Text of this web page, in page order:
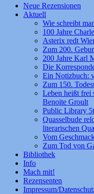
Zum
Inhalt
Neue Rezensionen
Aktuell
Wie schreibt
100 Jahre
Asterix redt
Zum 200.
200 Jahre Karl
Die
Ein Notizbuch:
Zum 150.
Leben heißt frei
Benoite Groult
Public Library
Quasselbude
literarischen
Vom
Zum Tod von
Bibliothek
Info
Mach mit!
Rezensenten
Impressum/